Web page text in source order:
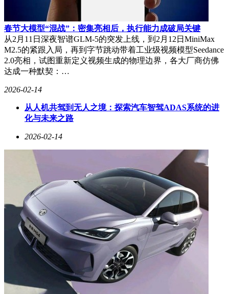
春节大模型“混战”：密集亮相后，执行能力成破局关键
从2月11日深夜智谱GLM-5的突发上线，到2月12日MiniMax
M2.5的紧跟入局，再到字节跳动带着工业级视频模型Seedance
2.0亮相，试图重新定义视频生成的物理边界，各大厂商仿佛
达成一种默契：…
2026-02-14
从人机共驾到无人之境：探索汽车智驾ADAS系统的进
化与未来之路
2026-02-14